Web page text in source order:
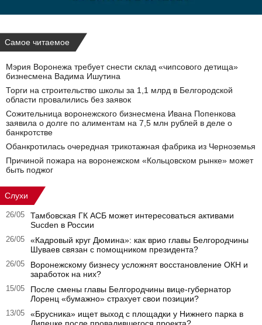
Самое читаемое
Мэрия Воронежа требует снести склад «чипсового детища»
бизнесмена Вадима Ишутина
Торги на строительство школы за 1,1 млрд в Белгородской
области провалились без заявок
Сожительница воронежского бизнесмена Ивана Попенкова
заявила о долге по алиментам на 7,5 млн рублей в деле о
банкротстве
Обанкротилась очередная трикотажная фабрика из Черноземья
Причиной пожара на воронежском «Кольцовском рынке» может
быть поджог
Слухи
26/05
Тамбовская ГК АСБ может интересоваться активами
Sucden в России
26/05
«Кадровый круг Дюмина»: как врио главы Белгородчины
Шуваев связан с помощником президента?
26/05
Воронежскому бизнесу усложнят восстановление ОКН и
заработок на них?
15/05
После смены главы Белгородчины вице-губернатор
Лоренц «бумажно» страхует свои позиции?
13/05
«Брусника» ищет выход с площадки у Нижнего парка в